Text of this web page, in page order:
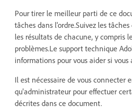
Pour tirer le meilleur parti de ce
tâches dans l'ordre.Suivez les
les résultats de chacune, y compris
problèmes.Le support technique
informations pour vous aider si vous
Il est nécessaire de vous connecter
qu'administrateur pour effectuer
décrites dans ce document.